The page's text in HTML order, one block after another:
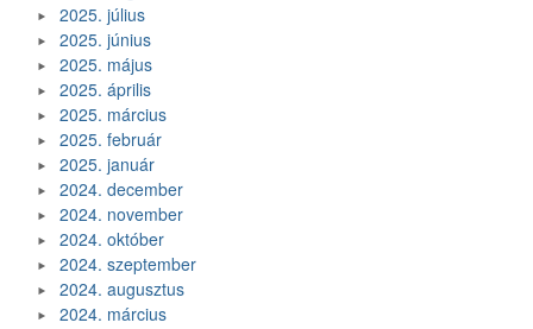
2025. július
2025. június
2025. május
2025. április
2025. március
2025. február
2025. január
2024. december
2024. november
2024. október
2024. szeptember
2024. augusztus
2024. március